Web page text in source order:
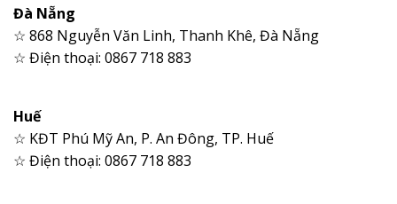
Đà Nẵng
☆ 868 Nguyễn Văn Linh, Thanh Khê, Đà Nẵng
☆ Điện thoại: 0867 718 883
Huế
☆ KĐT Phú Mỹ An, P. An Đông, TP. Huế
☆ Điện thoại: 0867 718 883